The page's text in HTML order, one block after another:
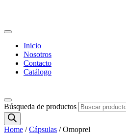
Inicio
Nosotros
Contacto
Catálogo
Búsqueda de productos
Home /Cápsulas / Omoprel